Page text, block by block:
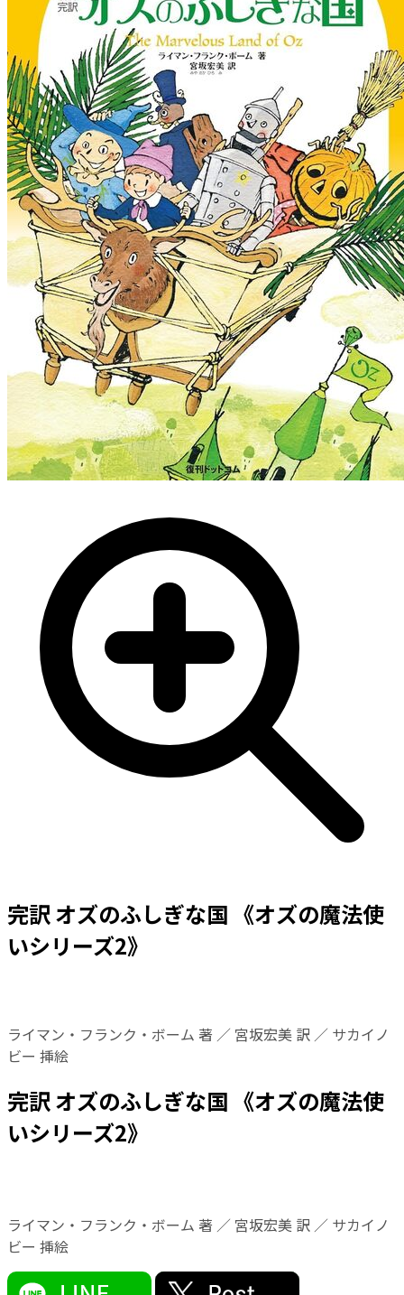
完訳 オズのふしぎな国 《オズの魔法使
いシリーズ2》
ライマン・フランク・ボーム 著 ／ 宮坂宏美 訳 ／ サカイノ
ビー 挿絵
完訳 オズのふしぎな国 《オズの魔法使
いシリーズ2》
ライマン・フランク・ボーム 著 ／ 宮坂宏美 訳 ／ サカイノ
ビー 挿絵